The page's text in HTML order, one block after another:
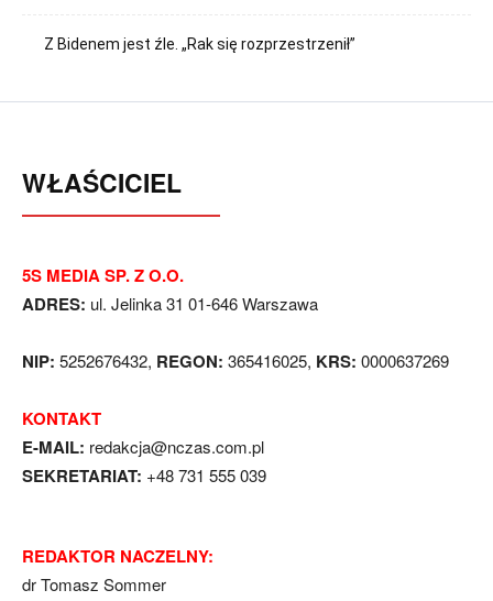
Z Bidenem jest źle. „Rak się rozprzestrzenił”
WŁAŚCICIEL
5S MEDIA SP. Z O.O.
ADRES: ul. Jelinka 31 01-646 Warszawa
NIP: 5252676432, REGON: 365416025, KRS: 0000637269
KONTAKT
E-MAIL: redakcja@nczas.com.pl
SEKRETARIAT: +48 731 555 039
REDAKTOR NACZELNY:
dr Tomasz Sommer